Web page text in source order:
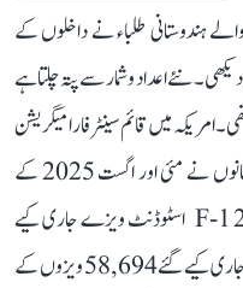
ہندوستانی طلباء نے داخلوں کے
نئے اعداد و شمار سے پتہ چلتا ہے
امریکہ میں قائم سینٹر فار امیگریشن
اسٹڈیز (CIS) کے مطابق، امریکی قونصل خانوں نے مئی اور اگست 2025 کے
درمیان ہندوستانی شہریوں کو صرف 22,149 F-1 اسٹوڈنٹ ویزے جاری کیے
ہیں۔ جبکہ 2024 میں اسی عرصے کے دوران جاری کیے گئے 58,694 ویزوں کے